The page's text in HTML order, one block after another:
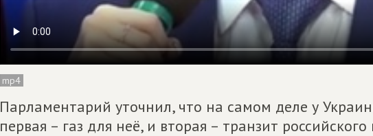
mp4
Парламентарий уточнил, что на самом деле у
первая – газ для неё, и вторая – транзит российского